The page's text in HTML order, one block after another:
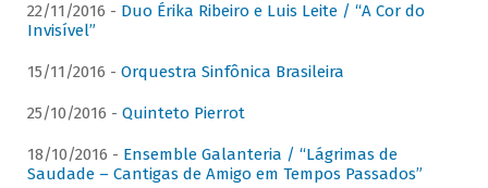
22/11/2016 - Duo Érika Ribeiro e Luis Leite / “A Cor do
Invisível”
15/11/2016 - Orquestra Sinfônica Brasileira
25/10/2016 - Quinteto Pierrot
18/10/2016 - Ensemble Galanteria / “Lágrimas de
Saudade – Cantigas de Amigo em Tempos Passados”